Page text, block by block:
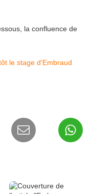
la confluence de